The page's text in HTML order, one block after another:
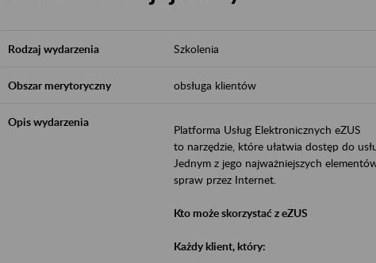
Rodzaj wydarzenia Szkolenia
Obszar merytoryczny obsługa klientów
Opis wydarzenia
Platforma Usług Elektronicznych eZUS
to narzędzie, które ułatwia dostęp do
Jednym z jego najważniejszych
spraw przez Internet.
Kto może skorzystać z eZUS
Każdy klient, który: